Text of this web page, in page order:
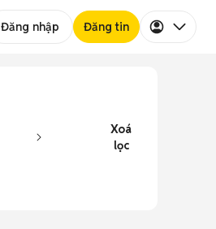
Đăng nhập Đăng tin
Xoá
lọc